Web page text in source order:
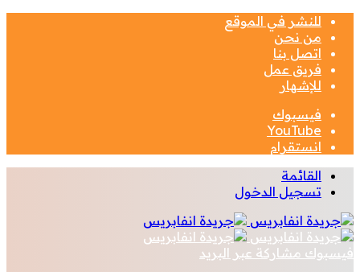
للنشر في الموقع
من نحن
اتصل بنا
فريق عمل
للإشهار
فيسبوك
‫YouTube
انستقرام
القائمة
تسجيل الدخول
فيسبوك مشاركة عبر البريد